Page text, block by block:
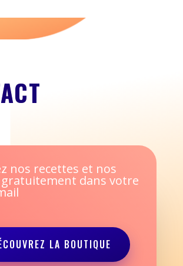
nos recettes et nos
dans votre
LA BOUTIQUE